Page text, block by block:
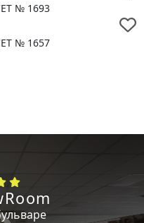
№ 1693
№ 1657